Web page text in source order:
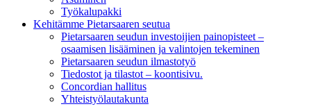
Työkalupakki
Kehitämme Pietarsaaren seutua
Pietarsaaren seudun investoijien painopisteet –
osaamisen lisääminen ja valintojen tekeminen
Pietarsaaren seudun ilmastotyö
Tiedostot ja tilastot – koontisivu.
Concordian hallitus
Yhteistyölautakunta